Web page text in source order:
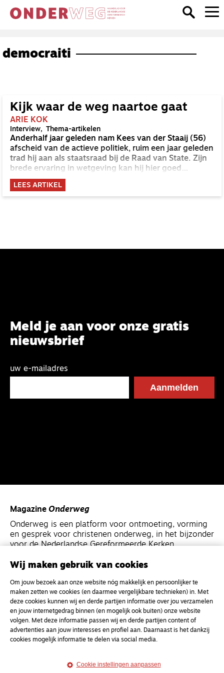
democraiti
Kijk waar de weg naartoe gaat
ARIE KOK
Interview Thema-artikelen
Anderhalf jaar geleden nam Kees van der Staaij (56)
afscheid van de actieve politiek, ruim een jaar geleden
trad hij aan als staatsraad bij de Raad van State. Zijn
brede ervaring in wetgeving kan hij hier goed
inzetten.
LEES ARTIKEL
Meld je aan voor onze gratis
nieuwsbrief
uw e-mailadres
Magazine Onderweg
Onderweg is een platform voor ontmoeting, vorming
en gesprek voor christenen onderweg, in het bijzonder
voor de Nederlandse Gereformeerde Kerken.
Magazine
Onderweg
Kvk-nummer 33277063
NL46 INGB 0117 5827 86
info@onderwegonline.nl
Wij maken gebruik van cookies
Om jouw bezoek aan onze website nóg makkelijk en persoonlijker te
maken zetten we cookies (en daarmee vergelijkbare technieken) in. Met
deze cookies kunnen wij en derde partijen informatie over jou verzamelen
en jouw internetgedrag binnen (en mogelijk ook buiten) onze website
volgen. Met deze informatie passen wij en derde partijen content of
advertenties aan jouw interesses en profiel aan. Daarnaast is het dankzij
cookies mogelijk informatie te delen via social media.
Cookie instellingen aanpassen